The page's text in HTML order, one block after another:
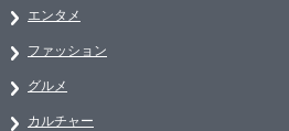
エンタメ
ファッション
グルメ
カルチャー